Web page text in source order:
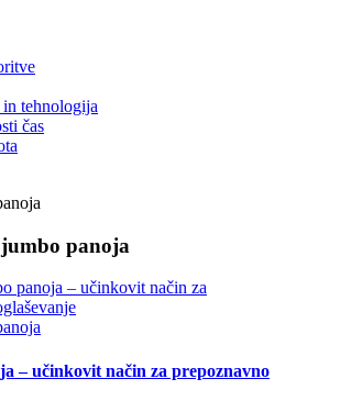
tehnologija
čas
panoja
– učinkovit način za prepoznavno